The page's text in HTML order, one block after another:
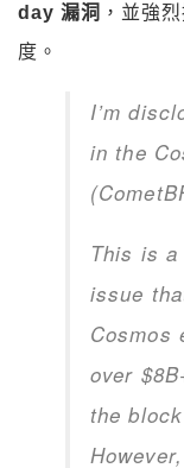
day 漏洞 ，並強
度。
I’m
in the
This is
issue
Cosmos
over
the